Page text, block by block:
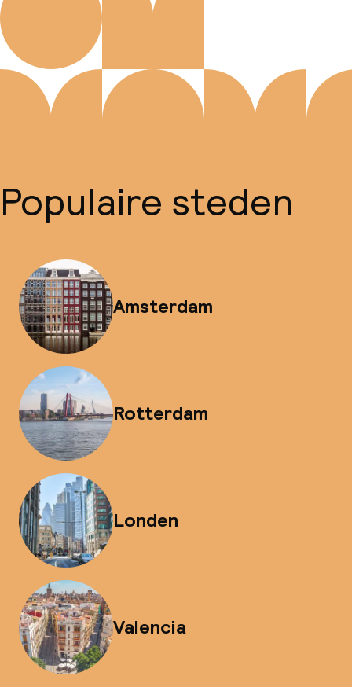
Populaire steden
Amsterdam
Rotterdam
Londen
Valencia